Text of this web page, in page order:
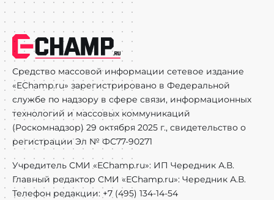
Средство массовой информации сетевое издание
«EChamp.ru» зарегистрировано в Федеральной
службе по надзору в сфере связи, информационных
технологий и массовых коммуникаций
(Роскомнадзор) 29 октября 2025 г., свидетельство о
регистрации Эл № ФС77-90271
Учредитель СМИ «EChamp.ru»: ИП Чередник А.В.
Главный редактор СМИ «EChamp.ru»: Чередник А.В.
Телефон редакции: +7 (495) 134-14-54